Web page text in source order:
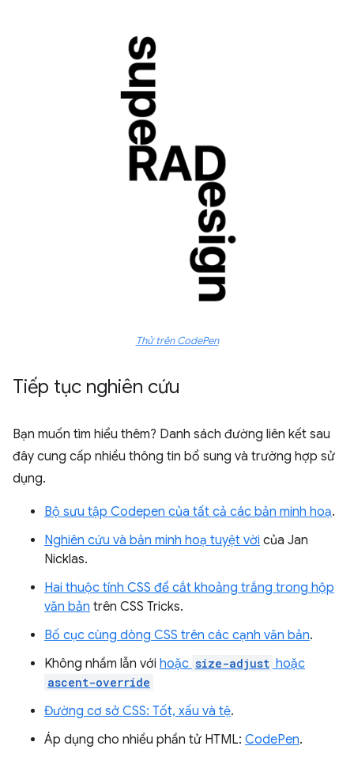
Thử trên CodePen
Tiếp tục nghiên cứu
Bạn muốn tìm hiểu thêm? Danh sách đường liên kết sau
đây cung cấp nhiều thông tin bổ sung và trường hợp sử
dụng.
Bộ sưu tập Codepen của tất cả các bản minh hoạ.
Nghiên cứu và bản minh hoạ tuyệt vời của Jan
Nicklas.
Hai thuộc tính CSS để cắt khoảng trắng trong hộp
văn bản trên CSS Tricks.
Bố cục cùng dòng CSS trên các cạnh văn bản.
Không nhầm lẫn với hoặc size-adjust hoặc
ascent-override
Đường cơ sở CSS: Tốt, xấu và tệ.
Áp dụng cho nhiều phần tử HTML: CodePen.